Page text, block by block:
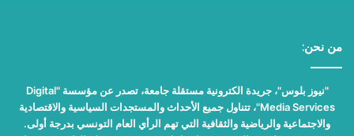
من نحن:
"نيوز بلوس"، جريدة الكترونية مستقلة جامعة، تصدر عن مؤسسة "Digital
Media Services"، تتناول جميع الأحداث والمستجدات السياسية والاقتصادية
والاجتماعية والرياضية والثقافية التي تهم الرأي العام التونسي بدرجة أولى.